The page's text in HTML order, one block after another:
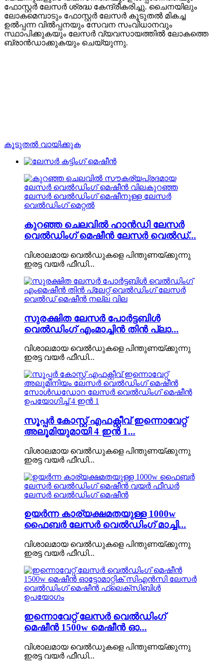
ഫോസ്റ്റർ ലേസർ ശ്രദ്ധ കേന്ദ്രീകരിച്ചു. ചൈനയിലും
ലോകമെമ്പാടും ഫോസ്റ്റർ ലേസർ കൂടുതൽ മികച്ച
ഉൽപ്പന്ന വിൽപ്പനയും സേവന സംവിധാനവും
സ്ഥാപിക്കുകയും ലേസർ വ്യവസായത്തിൽ ലോകത്തെ
ബ്രാൻഡാക്കുകയും ചെയ്യുന്നു.
കൂടുതൽ വായിക്കുക
കുറഞ്ഞ ചെലവിൽ ഹാൻഡി ലേസർ
വെൽഡിംഗ് മെഷീൻ ലേസർ വെൽഡ്...
വിശാലമായ വെൽഡുകളെ പിന്തുണയ്ക്കുന്നു
ഇരട്ട വയർ ഫീഡി...
സുരക്ഷിത ലേസർ പോർട്ടബിൾ
വെൽഡിംഗ് എംമാച്ചിൻ തിൻ പ്ലാ...
വിശാലമായ വെൽഡുകളെ പിന്തുണയ്ക്കുന്നു
ഇരട്ട വയർ ഫീഡി...
സൂപ്പർ കോസ്റ്റ് എഫക്റ്റീവ് ഇന്നൊവേറ്റ്
അലൂമിയുമായി 4 ഇൻ 1...
വിശാലമായ വെൽഡുകളെ പിന്തുണയ്ക്കുന്നു
ഇരട്ട വയർ ഫീഡി...
ഉയർന്ന കാര്യക്ഷമതയുള്ള 1000w
ഫൈബർ ലേസർ വെൽഡിംഗ് മാച്ചി...
വിശാലമായ വെൽഡുകളെ പിന്തുണയ്ക്കുന്നു
ഇരട്ട വയർ ഫീഡി...
ഇന്നൊവേറ്റ് ലേസർ വെൽഡിംഗ്
മെഷീൻ 1500w മെഷീൻ ഓ...
വിശാലമായ വെൽഡുകളെ പിന്തുണയ്ക്കുന്നു
ഇരട്ട വയർ ഫീഡി...